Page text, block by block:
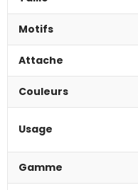
Motifs
Attache
Couleurs
Usage
Gamme